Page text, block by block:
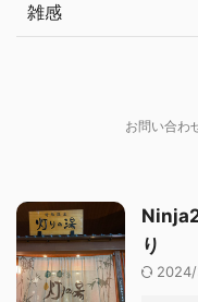
雑感
お問い合わ
り